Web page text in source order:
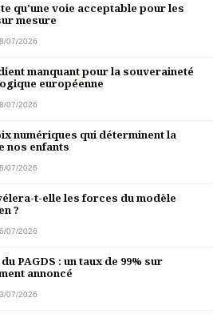
qu'une voie acceptable pour les
mesure
07/2026
manquant pour la souveraineté
européenne
07/2026
numériques qui déterminent la
nos enfants
07/2026
t-elle les forces du modèle
?
07/2026
PAGDS : un taux de 99% sur
annoncé
07/2026